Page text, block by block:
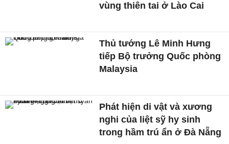
vùng thiên tai ở Lào Cai
Thủ tướng Lê Minh Hưng
tiếp Bộ trưởng Quốc phòng
Malaysia
Phát hiện di vật và xương
nghi của liệt sỹ hy sinh
trong hầm trú ẩn ở Đà Nẵng